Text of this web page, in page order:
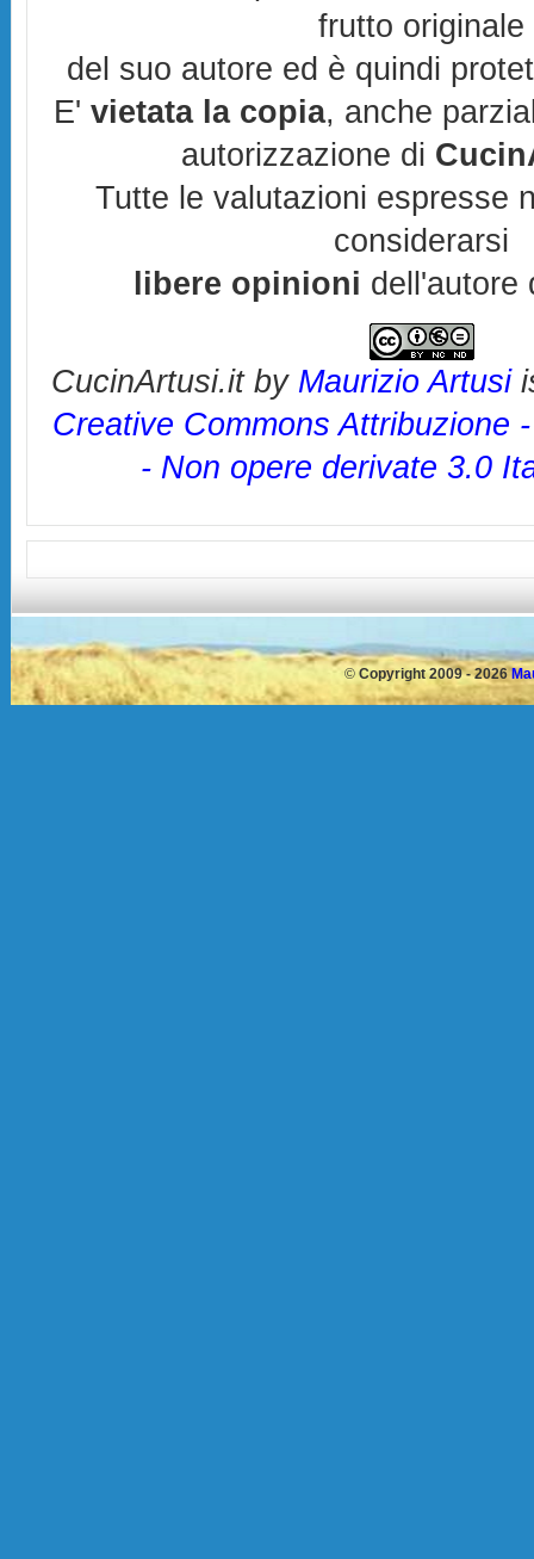
frutto originale
del suo autore ed è quindi
E'vietata la copia, anche
autorizzazione di
Tutte le valutazioni espresse
considerarsi
libere opinioni dell'autore
CucinArtusi.itby Maurizio Artusi
Creative Commons Attribuzione
- Non opere derivate 3.0
© Copyright 2009 - 2026